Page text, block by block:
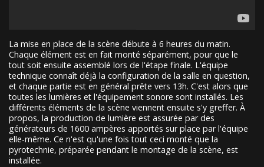
La mise en place de la scène débute à 6 heures du matin.
Chaque élément est en fait monté séparément, pour que le
tout soit ensuite assemblé lors de l'étape finale. L'équipe
technique connaît déjà la configuration de la salle en question,
et chaque partie est en général prête vers 13h. C'est alors que
toutes les lumières et l'équipement sonore sont installés. Les
différents éléments de la scène viennent ensuite s'y greffer. À
propos, la production de lumière est assurée par des
générateurs de 1600 ampères apportés sur place par l'équipe
elle-même. Ce n'est qu'une fois tout ceci monté que la
pyrotechnie, préparée pendant le montage de la scène, est
installée.